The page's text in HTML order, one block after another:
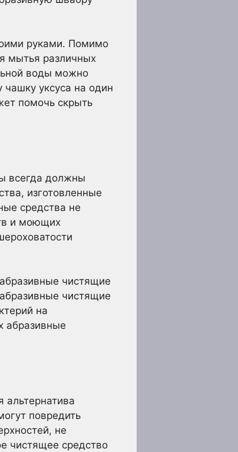
руками. Помимо
мытья различных
воды можно
уксуса на один
помочь скрыть
всегда должны
изготовленные
средства не
и моющих
чистящие
чистящие
на
абразивные
альтернатива
повредить
не
чистящее средство